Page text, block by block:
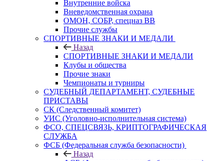
Внутренние войска
Вневедомственная охрана
ОМОН, СОБР, спецназ ВВ
Прочие службы
СПОРТИВНЫЕ ЗНАКИ И МЕДАЛИ
Назад
СПОРТИВНЫЕ ЗНАКИ И МЕДАЛИ
Клубы и общества
Прочие знаки
Чемпионаты и турниры
СУДЕБНЫЙ ДЕПАРТАМЕНТ, СУДЕБНЫЕ
ПРИСТАВЫ
СК (Следственный комитет)
УИС (Уголовно-исполнительная система)
ФСО, СПЕЦСВЯЗЬ, КРИПТОГРАФИЧЕСКАЯ
СЛУЖБА
ФСБ (Федеральная служба безопасности)
Назад